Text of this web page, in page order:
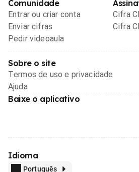
Comunidade
Entrar ou criar conta
Enviar cifras
Pedir videoaula
Cifra
Cifra
Sobre o site
Termos de uso e privacidade
Ajuda
Baixe o aplicativo
Idioma
Português